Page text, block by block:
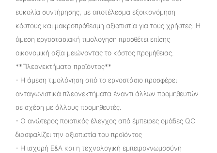
ευκολία συντήρησης, με αποτέλεσμα εξοικονόμηση
κόστους και μακροπρόθεσμη αξιοπιστία για τους χρήστες. Η
άμεση εργοστασιακή τιμολόγηση προσθέτει επίσης
οικονομική αξία μειώνοντας το κόστος προμήθειας.
**Πλεονεκτήματα προϊόντος**
- Η άμεση τιμολόγηση από το εργοστάσιο προσφέρει
ανταγωνιστικά πλεονεκτήματα έναντι άλλων προμηθευτών
σε σχέση με άλλους προμηθευτές.
- Ο ανώτερος ποιοτικός έλεγχος από έμπειρες ομάδες QC
διασφαλίζει την αξιοπιστία του προϊόντος
- Η ισχυρή Ε&Α και η τεχνολογική εμπειρογνωμοσύνη